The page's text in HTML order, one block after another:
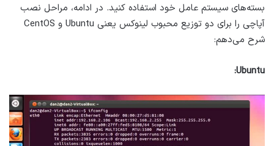
بسته‌های سیستم عامل خود استفاده کنید. در ادامه، مراحل نصب
آپاچی را برای دو توزیع محبوب لینوکس یعنی Ubuntu و CentOS
شرح می‌دهم:
Ubuntu: